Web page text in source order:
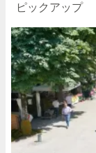
ピックアップ